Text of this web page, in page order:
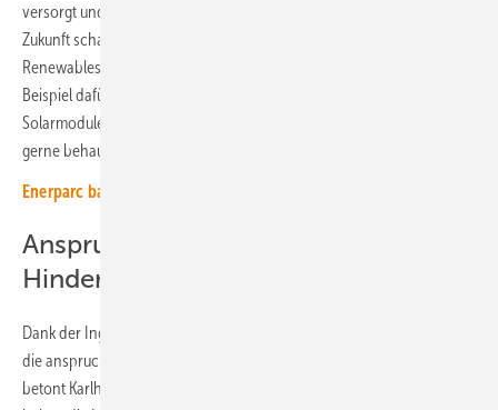
versorgt und somit einen wichtigen Baustein für eine erneuerbare
Zukunft schafft“, sagt sie. Karlheinz Fichtner, Projektleiter bei Altus
Renewables ergänzt: „Der Solarpark in Fröhnd ist ein herausragendes
Beispiel dafür, dass es in Deutschland nicht an Freiflächen für
Solarmodule mangelt, wie von den Skeptikern erneuerbarer Energien
gerne behauptet wird.“
Enerparc baut 400 Megawatt Solarleistung in Deutschland
Anspruchsvolle Topografie ist kein
Hindernis
Dank der Ingenieurleistung von Dr. Metje Green Energy stellen auch
die anspruchsvolle topografische Lage kein Hindernis mehr dar,
betont Karlheinz Fichtner. Sicherlich gab es Hürden. Doch diese